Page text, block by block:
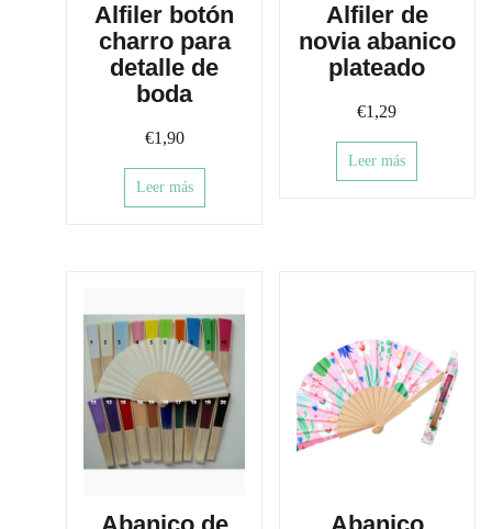
Alfiler botón
charro para
detalle de
boda
€1,90
Leer más
Alfiler de
novia abanico
plateado
€1,29
Leer más